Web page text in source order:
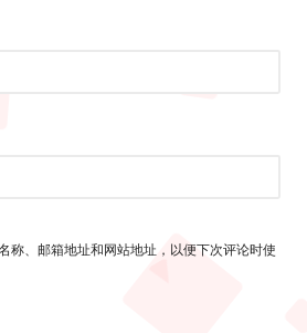
称、邮箱地址和网站地址，以便下次评论时使